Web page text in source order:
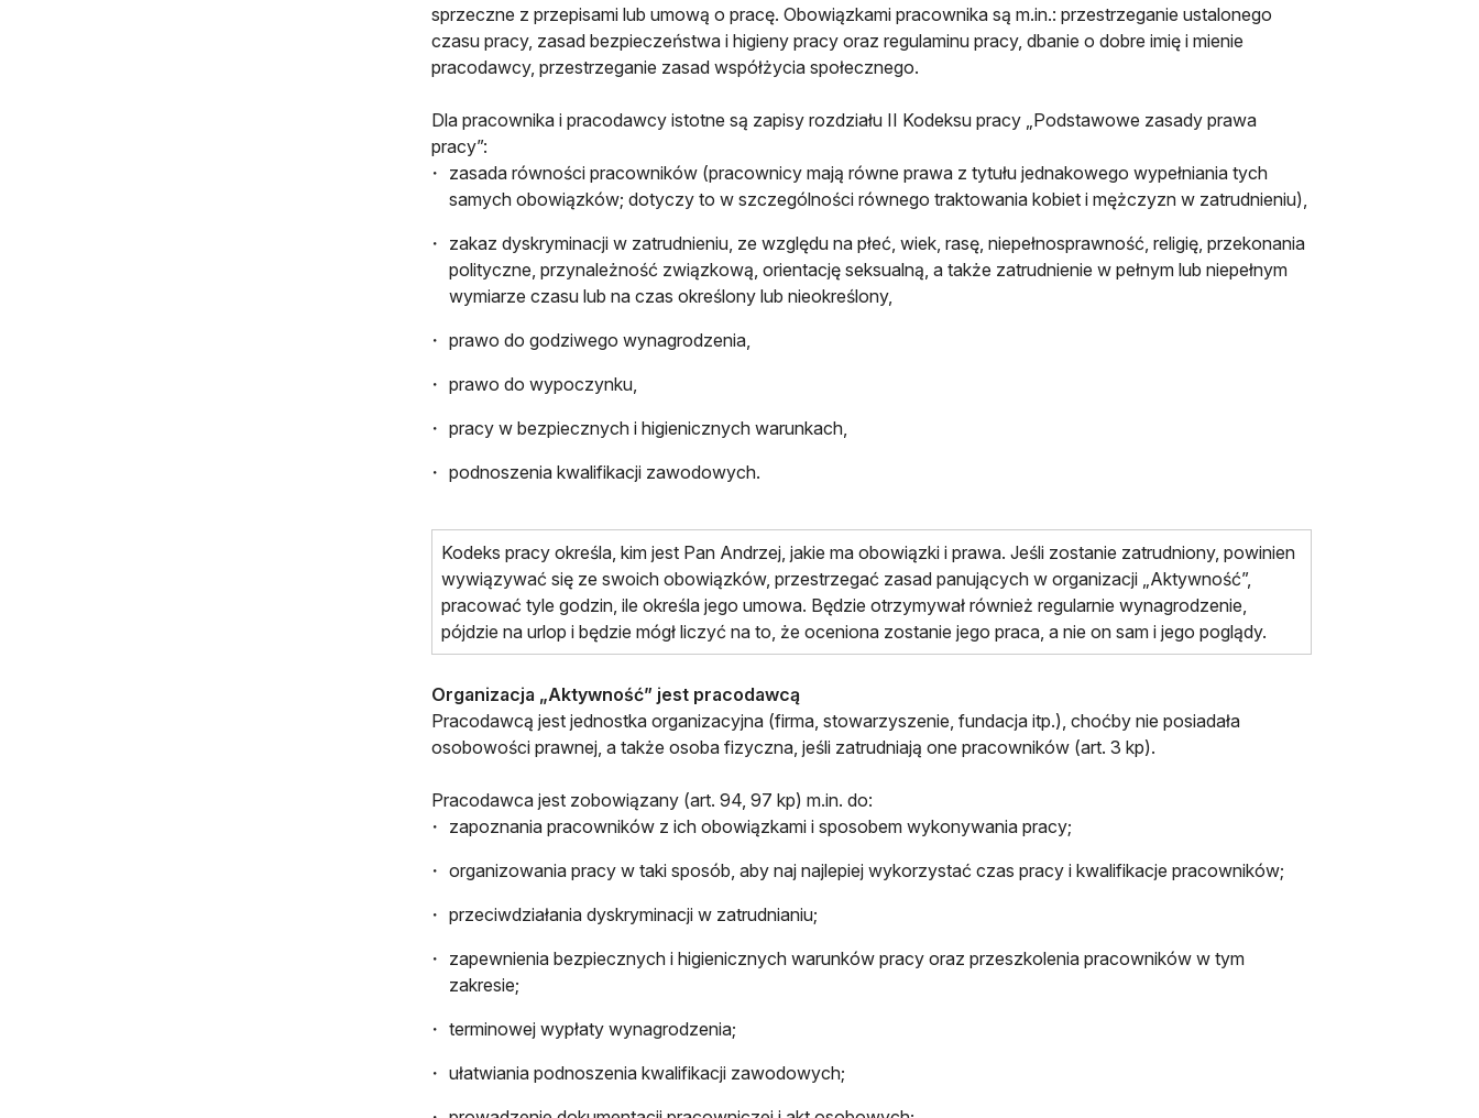
sprzeczne z przepisami lub umową o pracę. Obowiązkami pracownika są m.in.: przestrzeganie ustalonego
czasu pracy, zasad bezpieczeństwa i higieny pracy oraz regulaminu pracy, dbanie o dobre imię i mienie
pracodawcy, przestrzeganie zasad współżycia społecznego.
Dla pracownika i pracodawcy istotne są zapisy rozdziału II Kodeksu pracy „Podstawowe zasady prawa
pracy”:
zasada równości pracowników (pracownicy mają równe prawa z tytułu jednakowego wypełniania tych
samych obowiązków; dotyczy to w szczególności równego traktowania kobiet i mężczyzn w zatrudnieniu),
zakaz dyskryminacji w zatrudnieniu, ze względu na płeć, wiek, rasę, niepełnosprawność, religię, przekonania
polityczne, przynależność związkową, orientację seksualną, a także zatrudnienie w pełnym lub niepełnym
wymiarze czasu lub na czas określony lub nieokreślony,
prawo do godziwego wynagrodzenia,
prawo do wypoczynku,
pracy w bezpiecznych i higienicznych warunkach,
podnoszenia kwalifikacji zawodowych.
Kodeks pracy określa, kim jest Pan Andrzej, jakie ma obowiązki i prawa. Jeśli zostanie zatrudniony, powinien
wywiązywać się ze swoich obowiązków, przestrzegać zasad panujących w organizacji „Aktywność”,
pracować tyle godzin, ile określa jego umowa. Będzie otrzymywał również regularnie wynagrodzenie,
pójdzie na urlop i będzie mógł liczyć na to, że oceniona zostanie jego praca, a nie on sam i jego poglądy.
Organizacja „Aktywność” jest pracodawcą
Pracodawcą jest jednostka organizacyjna (firma, stowarzyszenie, fundacja itp.), choćby nie posiadała
osobowości prawnej, a także osoba fizyczna, jeśli zatrudniają one pracowników (art. 3 kp).
Pracodawca jest zobowiązany (art. 94, 97 kp) m.in. do:
zapoznania pracowników z ich obowiązkami i sposobem wykonywania pracy;
organizowania pracy w taki sposób, aby naj najlepiej wykorzystać czas pracy i kwalifikacje pracowników;
przeciwdziałania dyskryminacji w zatrudnianiu;
zapewnienia bezpiecznych i higienicznych warunków pracy oraz przeszkolenia pracowników w tym
zakresie;
terminowej wypłaty wynagrodzenia;
ułatwiania podnoszenia kwalifikacji zawodowych;